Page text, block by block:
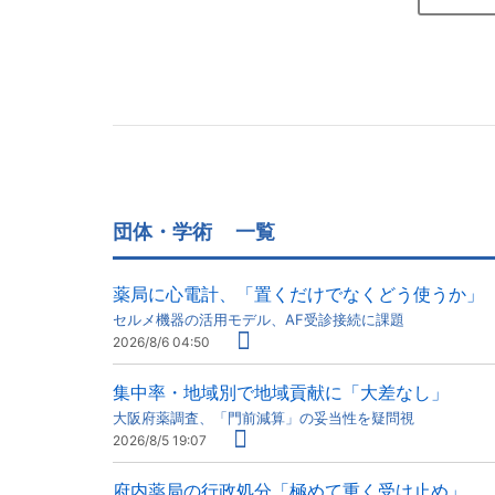
団体・学術 一覧
薬局に心電計、「置くだけでなくどう使うか」
セルメ機器の活用モデル、AF受診接続に課題
2026/8/6 04:50
集中率・地域別で地域貢献に「大差なし」
大阪府薬調査、「門前減算」の妥当性を疑問視
2026/8/5 19:07